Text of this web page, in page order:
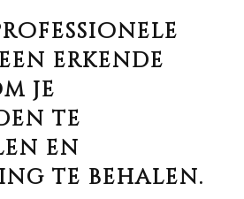
erkende
je
te
en
te behalen.